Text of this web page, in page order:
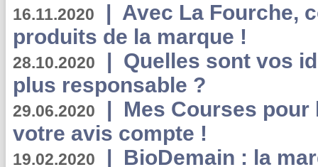
16.11.2020 | Avec La Fourche,
produits de la marque !
28.10.2020 | Quelles sont vos
plus responsable ?
29.06.2020 | Mes Courses pour
votre avis compte !
19.02.2020 | BioDemain : la